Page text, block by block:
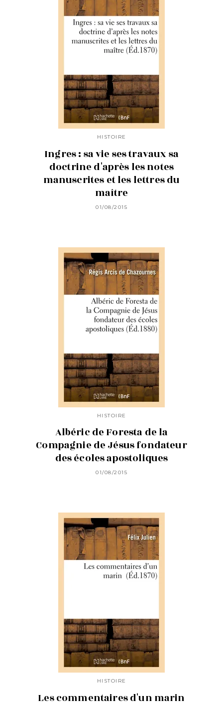
HISTOIRE
Ingres : sa vie ses travaux sa
doctrine d'après les notes
manuscrites et les lettres du
maître
01/08/2015
HISTOIRE
Albéric de Foresta de la
Compagnie de Jésus fondateur
des écoles apostoliques
01/08/2015
HISTOIRE
Les commentaires d'un marin